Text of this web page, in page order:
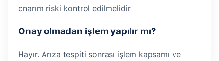
onarım riski kontrol edilmelidir.
Onay olmadan işlem yapılır mı?
Hayır. Arıza tespiti sonrası işlem kapsamı ve